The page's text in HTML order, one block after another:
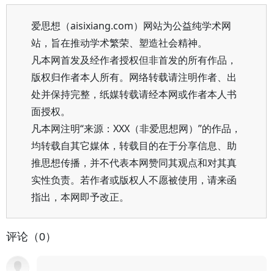
爱思想（aisixiang.com）网站为公益纯学术网
站，旨在推动学术繁荣、塑造社会精神。
凡本网首发及经作者授权但非首发的所有作品，
版权归作者本人所有。网络转载请注明作者、出
处并保持完整，纸媒转载请经本网或作者本人书
面授权。
凡本网注明“来源：XXX（非爱思想网）”的作品，
均转载自其它媒体，转载目的在于分享信息、助
推思想传播，并不代表本网赞同其观点和对其真
实性负责。若作者或版权人不愿被使用，请来函
指出，本网即予改正。
评论（0）